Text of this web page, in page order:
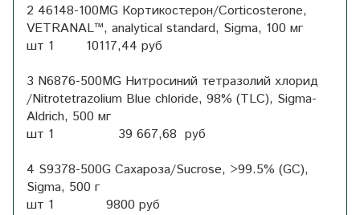
2 46148-100MG Кортикостерон/Corticosterone,
VETRANAL™, analytical standard, Sigma, 100 мг
шт 1 10117,44 руб
3 N6876-500MG Нитросиний тетразолий хлорид
/Nitrotetrazolium Blue chloride, 98% (TLC), Sigma-
Aldrich, 500 мг
шт 1 39 667,68 руб
4 S9378-500G Сахароза/Sucrose, >99.5% (GC),
Sigma, 500 г
шт 1 9800 руб